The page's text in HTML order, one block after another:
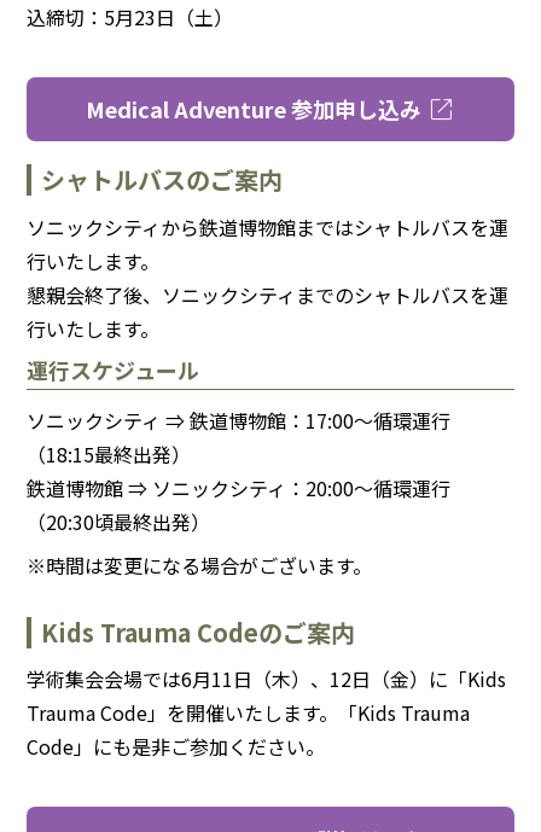
込締切：5月23日（土）
Medical Adventure 参加申し込み open_in_new
シャトルバスのご案内
ソニックシティから鉄道博物館まではシャトルバスを運
行いたします。
懇親会終了後、ソニックシティまでのシャトルバスを運
行いたします。
運行スケジュール
ソニックシティ ⇒ 鉄道博物館：17:00～循環運行
（18:15最終出発）
鉄道博物館 ⇒ ソニックシティ：20:00～循環運行
（20:30頃最終出発）
※時間は変更になる場合がございます。
Kids Trauma Codeのご案内
学術集会会場では6月11日（木） 、 12日（金） に「Kids
Trauma Code」を開催いたします。「Kids Trauma
Code」にも是非ご参加ください。